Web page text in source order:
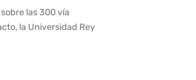
las 300 vía
la Universidad Rey